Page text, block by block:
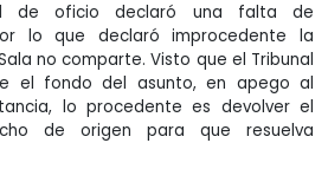
de oficio declaró una falta de
lo que declaró improcedente la
no comparte. Visto que el Tribunal
el fondo del asunto, en apego al
lo procedente es devolver el
de origen para que resuelva